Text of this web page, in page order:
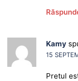
Kamy
15
Pretul